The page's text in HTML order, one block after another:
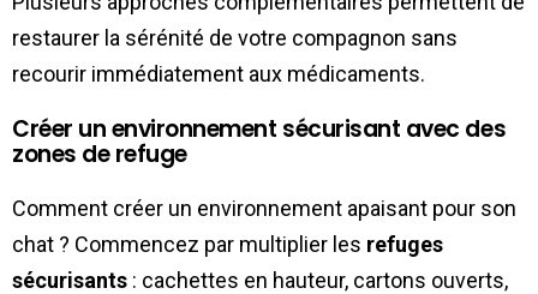
restaurer la sérénité de votre compagnon sans
recourir immédiatement aux médicaments.
Créer un environnement sécurisant avec des
zones de refuge
Comment créer un environnement apaisant pour son
chat ? Commencez par multiplier les refuges
sécurisants : cachettes en hauteur, cartons ouverts,